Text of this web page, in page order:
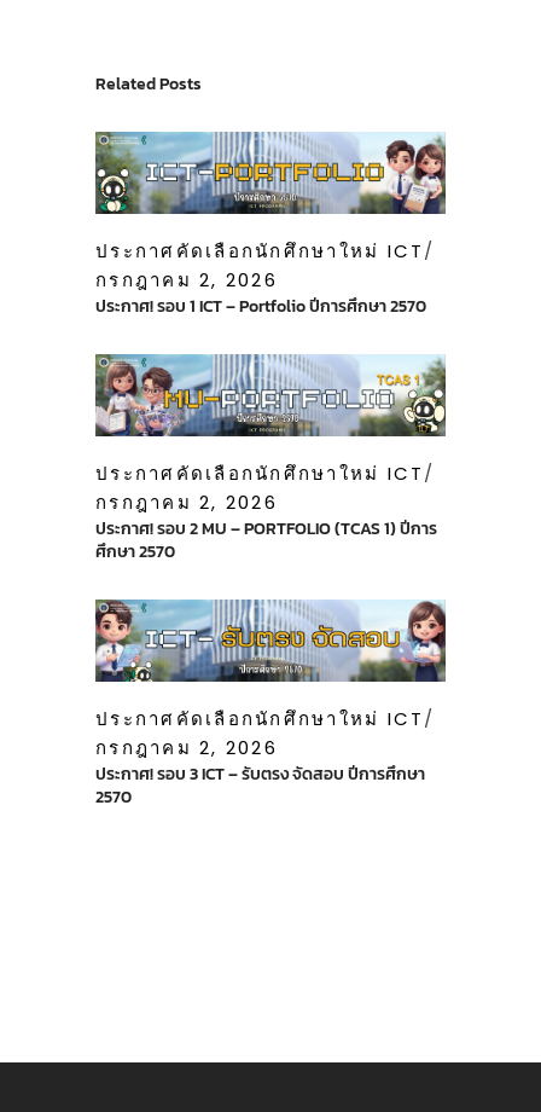
Related Posts
ประกาศคัดเลือกนักศึกษาใหม่ ICT
กรกฎาคม 2, 2026
ประกาศ! รอบ 1 ICT – Portfolio ปีการศึกษา 2570
ประกาศคัดเลือกนักศึกษาใหม่ ICT
กรกฎาคม 2, 2026
ประกาศ! รอบ 2 MU – PORTFOLIO (TCAS 1) ปีการ
ศึกษา 2570
ประกาศคัดเลือกนักศึกษาใหม่ ICT
กรกฎาคม 2, 2026
ประกาศ! รอบ 3 ICT – รับตรง จัดสอบ ปีการศึกษา
2570